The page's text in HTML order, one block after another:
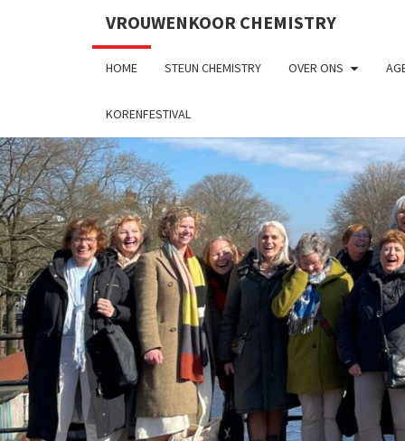
VROUWENKOOR CHEMISTRY
HOME STEUN CHEMISTRY OVER ONS
KORENFESTIVAL